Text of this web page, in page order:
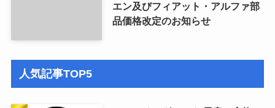
エン及びフィアット・アルファ部
品価格改定のお知らせ
人気記事TOP5